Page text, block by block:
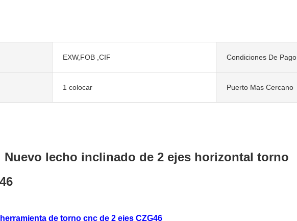
EXW,FOB ,CIF Condiciones De Pago
1 colocar Puerto Mas Cercano
lecho inclinado de 2 ejes horizontal torno
de torno cnc de 2 ejes CZG46